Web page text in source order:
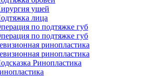
ушей
лица
по подтяжке губ
по подтяжке губ
ринопластика
ринопластика
Ринопластика